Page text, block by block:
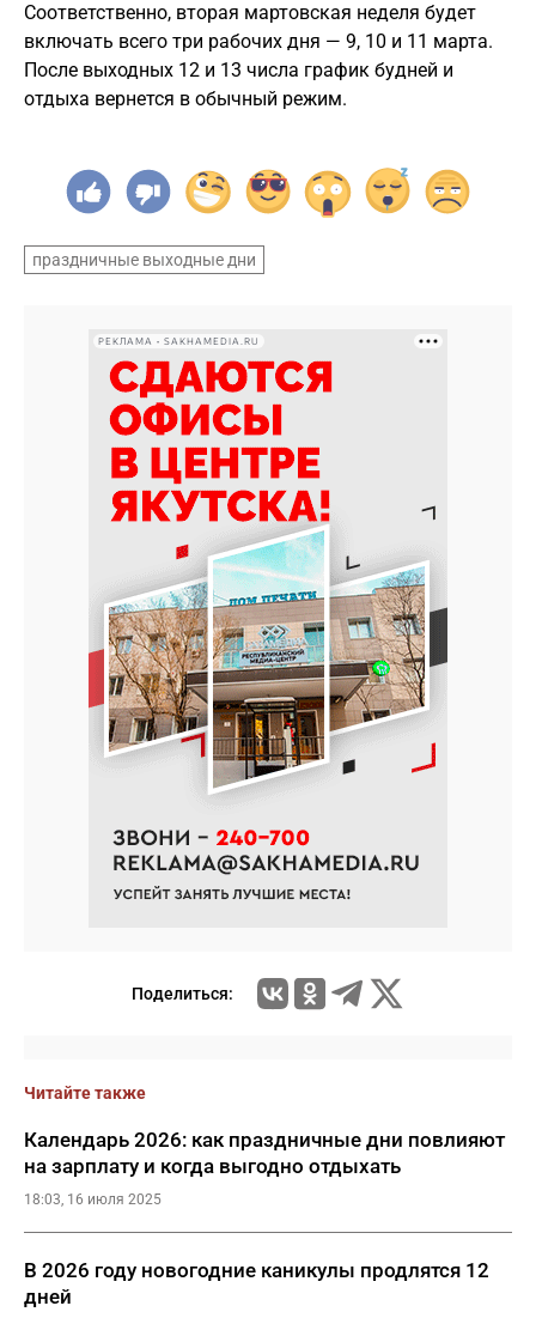
Соответственно, вторая мартовская неделя будет
включать всего три рабочих дня — 9, 10 и 11 марта.
После выходных 12 и 13 числа график будней и
отдыха вернется в обычный режим.
праздничные выходные дни
РЕКЛАМА • SAKHAMEDIA.RU
Поделиться:
Читайте также
Календарь 2026: как праздничные дни повлияют
на зарплату и когда выгодно отдыхать
18:03, 16 июля 2025
В 2026 году новогодние каникулы продлятся 12
дней